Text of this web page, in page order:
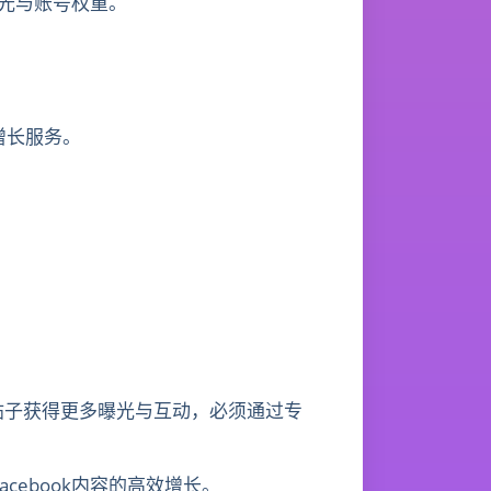
服务。
获得更多曝光与互动，必须通过专
内容的高效增长。